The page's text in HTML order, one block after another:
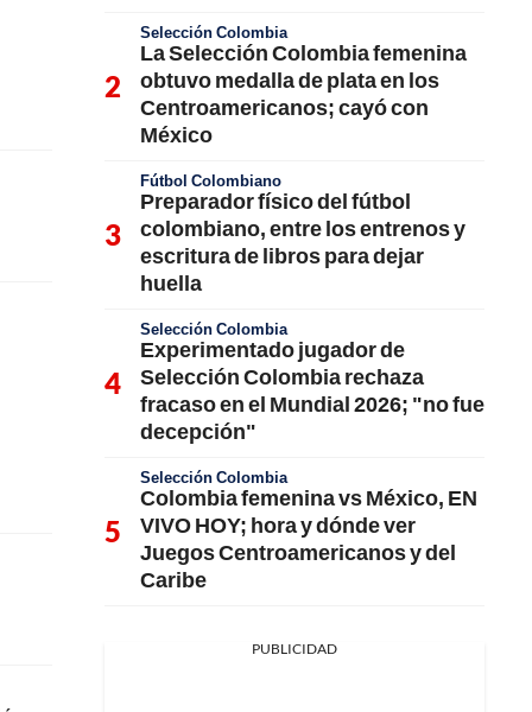
Selección Colombia
La Selección Colombia femenina
obtuvo medalla de plata en los
Centroamericanos; cayó con
México
Fútbol Colombiano
Preparador físico del fútbol
colombiano, entre los entrenos y
escritura de libros para dejar
huella
Selección Colombia
Experimentado jugador de
Selección Colombia rechaza
fracaso en el Mundial 2026; "no fue
decepción"
Selección Colombia
Colombia femenina vs México, EN
VIVO HOY; hora y dónde ver
Juegos Centroamericanos y del
Caribe
PUBLICIDAD